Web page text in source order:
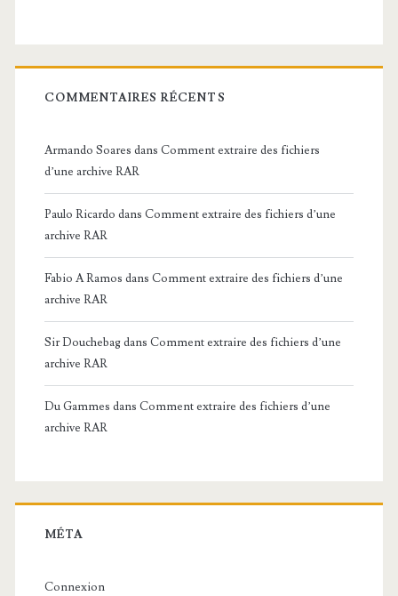
COMMENTAIRES RÉCENTS
Armando Soares dans Comment extraire des fichiers
d’une archive RAR
Paulo Ricardo dans Comment extraire des fichiers d’une
archive RAR
Fabio A Ramos dans Comment extraire des fichiers d’une
archive RAR
Sir Douchebagdans Comment extraire des fichiers d’une
archive RAR
Du Gammes dans Comment extraire des fichiers d’une
archive RAR
MÉTA
Connexion